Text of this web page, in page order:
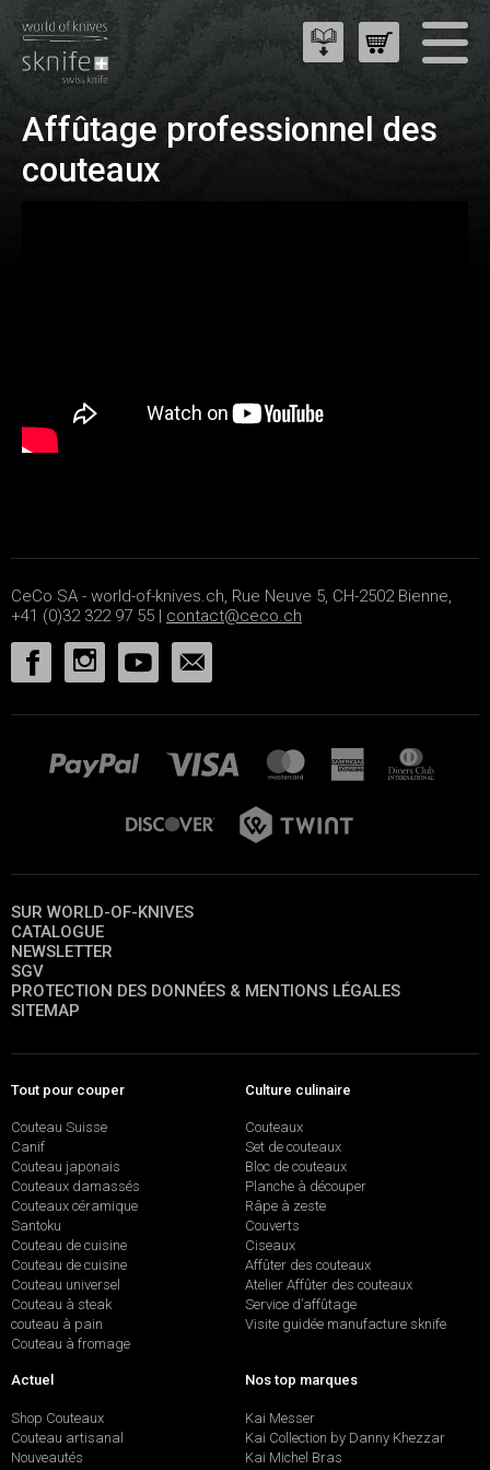
Affûtage professionnel des
couteaux
CeCo SA - world-of-knives.ch, Rue Neuve 5, CH-2502 Bienne,
+41 (0)32 322 97 55 | contact@ceco.ch
SUR WORLD-OF-KNIVES
CATALOGUE
NEWSLETTER
SGV
PROTECTION DES DONNÉES & MENTIONS LÉGALES
SITEMAP
Tout pour couper
Couteau Suisse
Canif
Couteau japonais
Couteaux damassés
Couteaux céramique
Santoku
Couteau de cuisine
Couteau de cuisine
Couteau universel
Couteau à steak
couteau à pain
Couteau à fromage
Culture culinaire
Couteaux
Set de couteaux
Bloc de couteaux
Planche à découper
Râpe à zeste
Couverts
Ciseaux
Affûter des couteaux
Atelier Affûter des couteaux
Service d’affûtage
Visite guidée manufacture sknife
Actuel
Shop Couteaux
Couteau artisanal
Nouveautés
Nos top marques
Kai Messer
Kai Collection by Danny Khezzar
Kai Michel Bras